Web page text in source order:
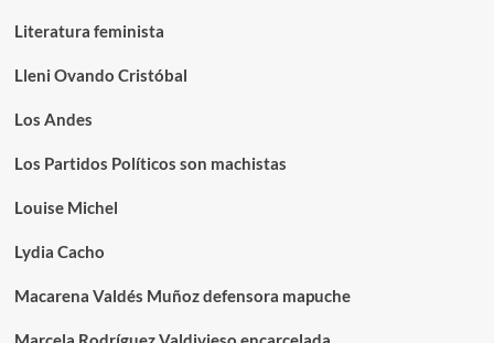
Literatura feminista
Lleni Ovando Cristóbal
Los Andes
Los Partidos Políticos son machistas
Louise Michel
Lydia Cacho
Macarena Valdés Muñoz defensora mapuche